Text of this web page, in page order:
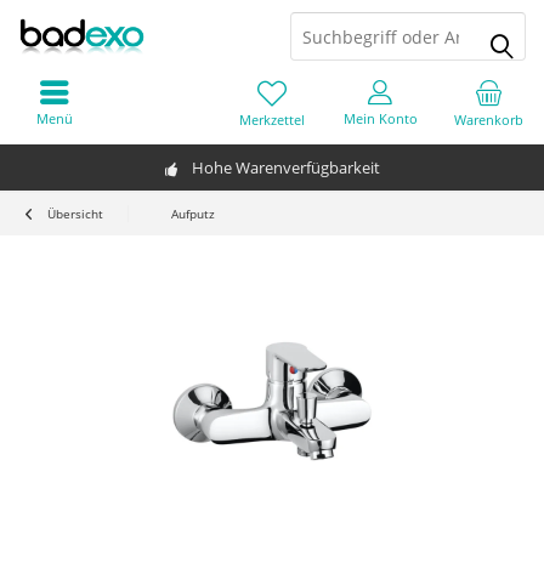
Hohe Warenverfügbarkeit
Warenkorb
Merkzettel Mein Konto
Menü
Übersicht Aufputz